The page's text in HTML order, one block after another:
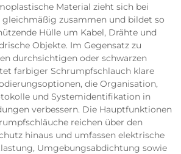
Material zieht sich bei
zusammen und bildet so
Hülle um Kabel, Drähte und
Objekte. Im Gegensatz zu
durchsichtigen oder schwarzen
farbiger Schrumpfschlauch klare
die Organisation,
und Systemidentifikation in
verbessern. Die Hauptfunktionen
reichen über den
hinaus und umfassen elektrische
Umgebungsabdichtung sowie